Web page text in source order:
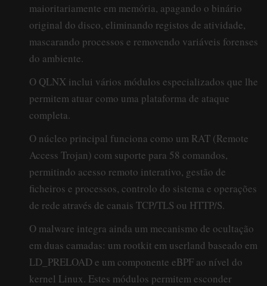
maioritariamente em memória, apagando o binário
original do disco, eliminando registos de atividade,
mascarando processos e removendo variáveis forenses
do ambiente.
O QLNX inclui vários módulos especializados que lhe
permitem atuar como uma plataforma de ataque
completa.
O núcleo principal funciona como um RAT (Remote
Access Trojan) com suporte para 58 comandos,
permitindo acesso remoto interativo, gestão de
ficheiros e processos, controlo do sistema e operações
de rede através de canais TCP/TLS ou HTTP/S.
O malware integra ainda um mecanismo de ocultação
em duas camadas: um rootkit em userland baseado em
LD_PRELOAD e um componente eBPF ao nível do
kernel Linux. Estes módulos permitem esconder